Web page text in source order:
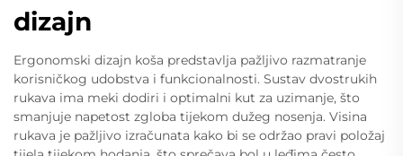
dizajn
Ergonomski dizajn koša predstavlja pažljivo razmatranje
korisničkog udobstva i funkcionalnosti. Sustav dvostrukih
rukava ima meki dodiri i optimalni kut za uzimanje, što
smanjuje napetost zgloba tijekom dužeg nosenja. Visina
rukava je pažljivo izračunata kako bi se održao pravi položaj